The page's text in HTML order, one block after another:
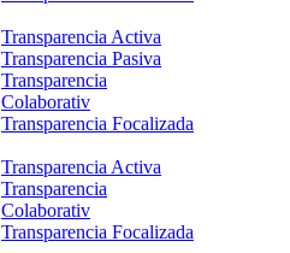
Transparencia Activa
Transparencia Pasiva
Transparencia
Colaborativ
Transparencia Focalizada
Transparencia Activa
Transparencia
Colaborativ
Transparencia Focalizada